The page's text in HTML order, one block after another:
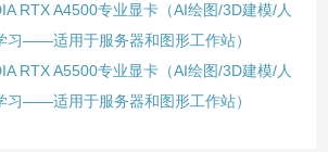
RTX A4500专业显卡（AI绘图/3D建模/人
习——适用于服务器和图形工作站）
RTX A5500专业显卡（AI绘图/3D建模/人
习——适用于服务器和图形工作站）